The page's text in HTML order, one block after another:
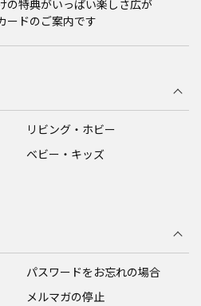
の特典がいっぱい楽しさ広が
ードのご案内です
リビング・ホビー
ベビー・キッズ
パスワードをお忘れの場合
メルマガの停止